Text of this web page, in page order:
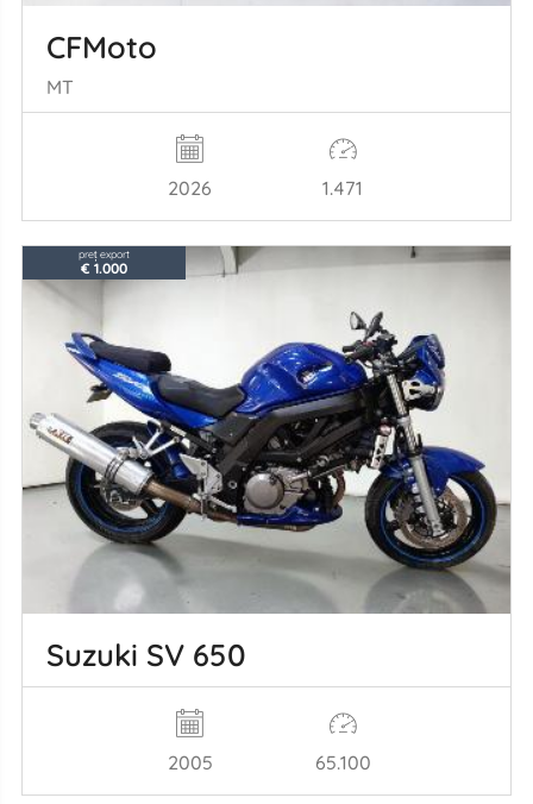
CFMoto
MT
2026 1.471
preț export
€ 1.000
Suzuki SV 650
2005 65.100